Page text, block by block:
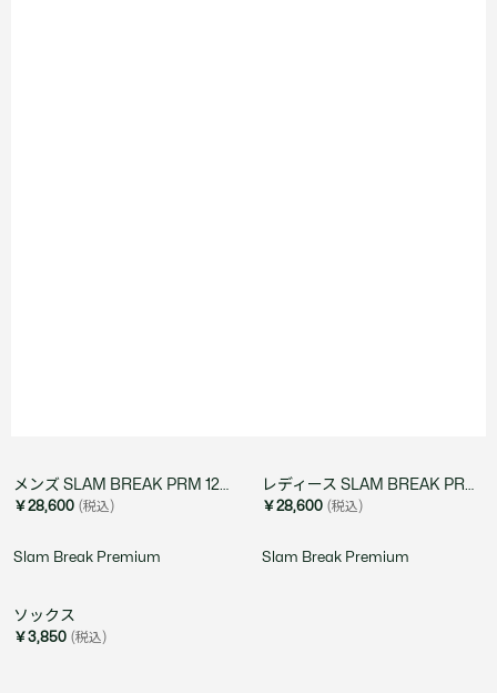
￥28,600 (税込)
Slam Break Premium
￥28,600 (税込)
Slam Break Premium
ソックス
￥3,850 (税込)